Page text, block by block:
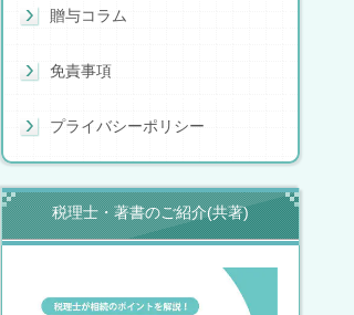
贈与コラム
免責事項
プライバシーポリシー
税理士・著書のご紹介(共著)